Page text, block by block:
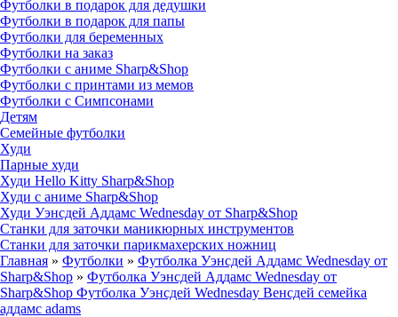
Футболки в подарок для дедушки
Футболки в подарок для папы
Футболки для беременных
Футболки на заказ
Футболки с аниме Sharp&Shop
Футболки с принтами из мемов
Футболки с Симпсонами
Детям
Семейные футболки
Худи
Парные худи
Худи Hello Kitty Sharp&Shop
Худи с аниме Sharp&Shop
Худи Уэнсдей Аддамс Wednesday от Sharp&Shop
Станки для заточки маникюрных инструментов
Станки для заточки парикмахерских ножниц
Главная » Футболки » Футболка Уэнсдей Аддамс Wednesday от
Sharp&Shop » Футболка Уэнсдей Аддамс Wednesday от
Sharp&Shop Футболка Уэнсдей Wednesday Венсдей семейка
аддамс adams